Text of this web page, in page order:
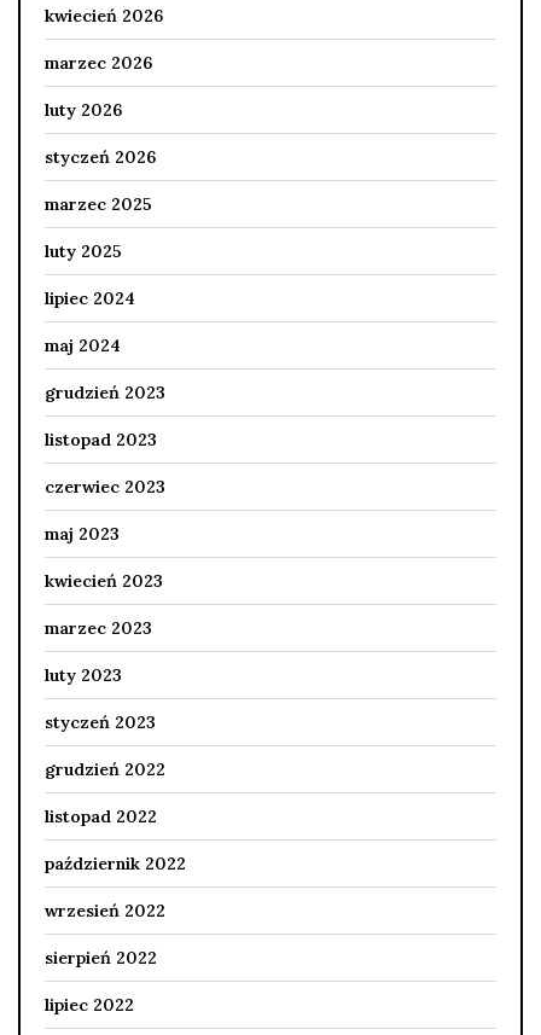
kwiecień 2026
marzec 2026
luty 2026
styczeń 2026
marzec 2025
luty 2025
lipiec 2024
maj 2024
grudzień 2023
listopad 2023
czerwiec 2023
maj 2023
kwiecień 2023
marzec 2023
luty 2023
styczeń 2023
grudzień 2022
listopad 2022
październik 2022
wrzesień 2022
sierpień 2022
lipiec 2022